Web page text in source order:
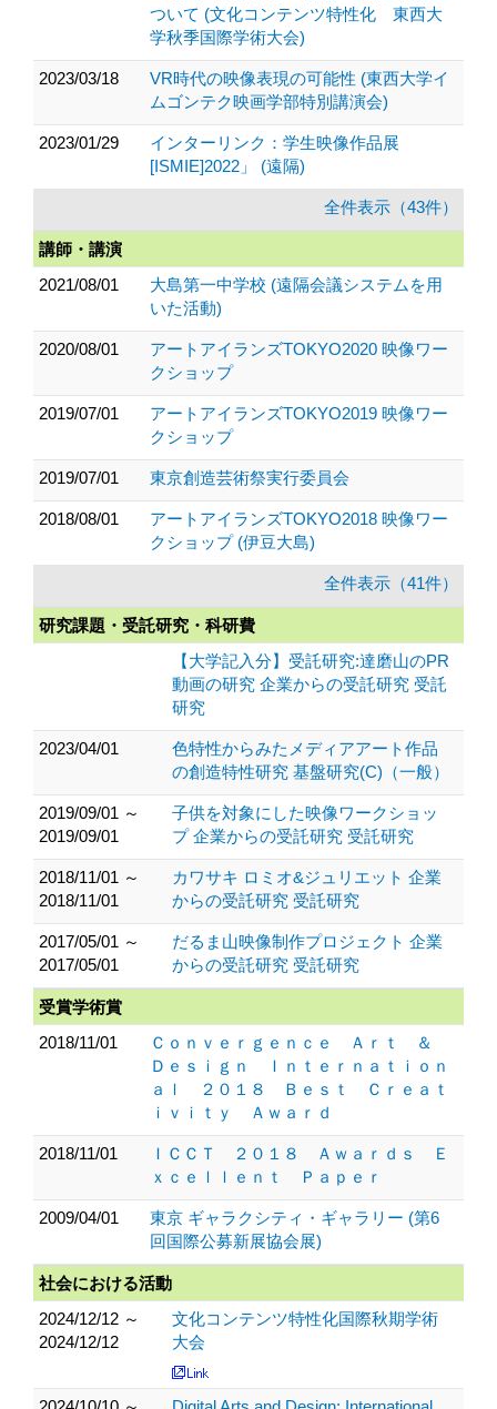
ついて (文化コンテンツ特性化 東西大
学秋季国際学術大会)
2023/03/18
VR時代の映像表現の可能性 (東西大学イ
ムゴンテク映画学部特別講演会)
2023/01/29
インターリンク：学生映像作品展
[ISMIE]2022」 (遠隔)
全件表示（43件）
講師・講演
2021/08/01
大島第一中学校 (遠隔会議システムを用
いた活動)
2020/08/01
アートアイランズTOKYO2020 映像ワー
クショップ
2019/07/01
アートアイランズTOKYO2019 映像ワー
クショップ
2019/07/01 東京創造芸術祭実行委員会
2018/08/01
アートアイランズTOKYO2018 映像ワー
クショップ (伊豆大島)
全件表示（41件）
研究課題・受託研究・科研費
【大学記入分】受託研究:達磨山のPR
動画の研究 企業からの受託研究 受託
研究
2023/04/01
色特性からみたメディアアート作品
の創造特性研究 基盤研究(C)（一般）
2019/09/01 ～
2019/09/01
子供を対象にした映像ワークショッ
プ 企業からの受託研究 受託研究
2018/11/01 ～
2018/11/01
カワサキ ロミオ&ジュリエット 企業
からの受託研究 受託研究
2017/05/01 ～
2017/05/01
だるま山映像制作プロジェクト 企業
からの受託研究 受託研究
受賞学術賞
2018/11/01
Ｃｏｎｖｅｒｇｅｎｃｅ Ａｒｔ ＆
Ｄｅｓｉｇｎ Ｉｎｔｅｒｎａｔｉｏｎ
ａｌ ２０１８ Ｂｅｓｔ Ｃｒｅａｔ
ｉｖｉｔｙ Ａｗａｒｄ
2018/11/01
ＩＣＣＴ ２０１８ Ａｗａｒｄｓ Ｅ
ｘｃｅｌｌｅｎｔ Ｐａｐｅｒ
2009/04/01
東京 ギャラクシティ・ギャラリー (第6
回国際公募新展協会展)
社会における活動
2024/12/12 ～
2024/12/12
文化コンテンツ特性化国際秋期学術
大会